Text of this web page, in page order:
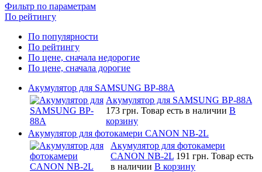
Фильтр по параметрам
По рейтингу
По популярности
По рейтингу
По цене, сначала недорогие
По цене, сначала дорогие
Акумулятор для SAMSUNG BP-88A
Акумулятор для SAMSUNG BP-88A
173 грн. Товар есть в наличии В
корзину
Акумулятор для фотокамери CANON NB-2L
Акумулятор для фотокамери
CANON NB-2L 191 грн. Товар есть
в наличии В корзину